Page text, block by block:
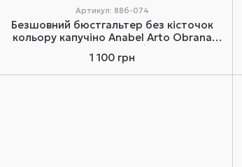
Артикул: 886-074
Безшовний бюстгальтер без кісточок
кольору капучіно Anabel Arto Obrana
1 100 грн